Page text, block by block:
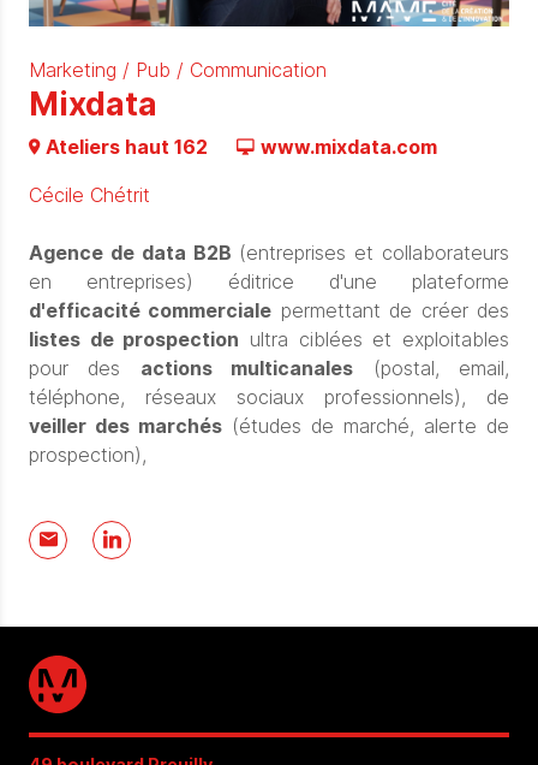
Marketing / Pub / Communication
Mixdata
Ateliers haut 162
www.mixdata.com
Cécile Chétrit
Agence de data B2B (entreprises et collaborateurs
en entreprises) éditrice d'une plateforme
d'efficacité commerciale permettant de créer des
listes de prospection ultra ciblées et exploitables
pour des actions multicanales (postal, email,
téléphone, réseaux sociaux professionnels), de
veiller des marchés (études de marché, alerte de
prospection),